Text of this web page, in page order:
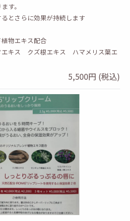
す。
とさらに効果が持続します
物エキス配合
キス クズ根エキス ハマメリス葉エ
5,500円 (税込)